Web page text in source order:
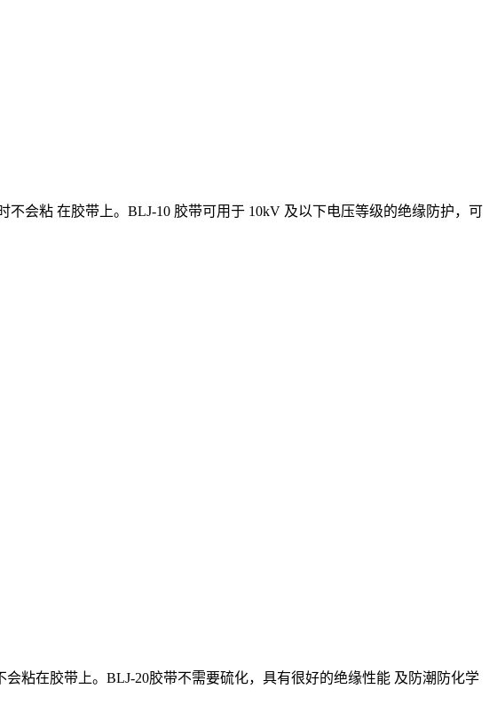
会粘 在胶带上。BLJ-10 胶带可用于 10kV 及以下电压等级的绝缘防护，可
粘在胶带上。BLJ-20胶带不需要硫化，具有很好的绝缘性能 及防潮防化学